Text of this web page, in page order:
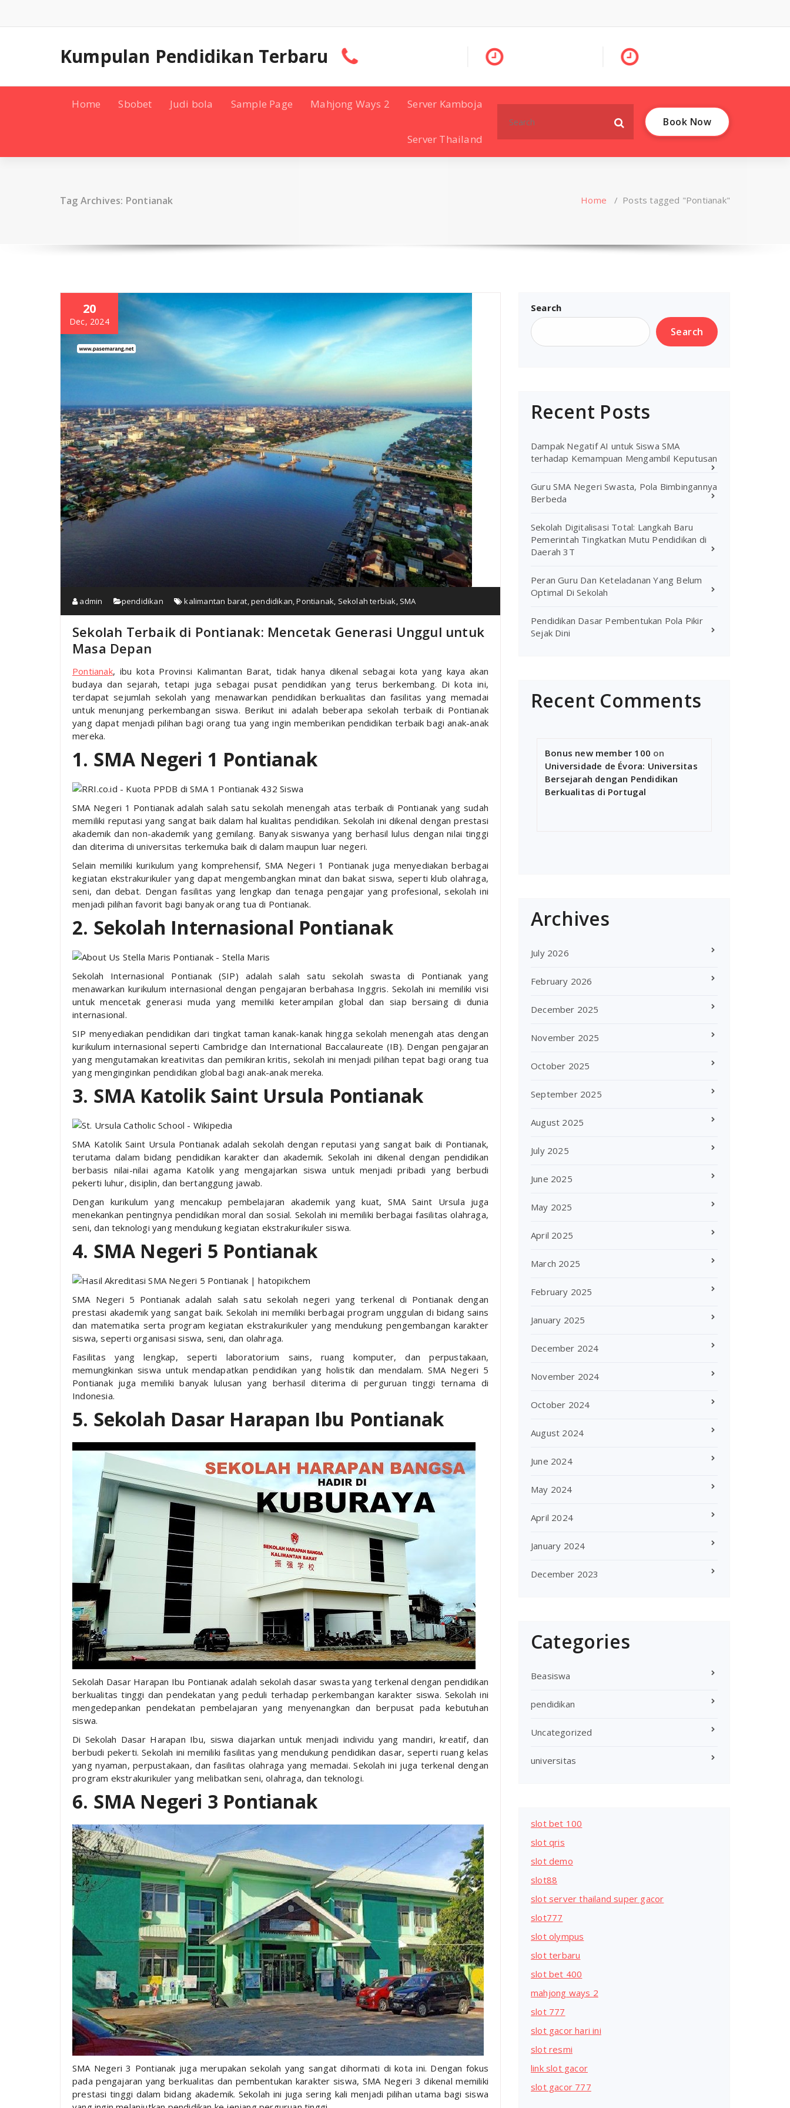
content
Kumpulan Pendidikan Terbaru
Home Sbobet Judi bola Sample Page Mahjong Ways 2 Server Kamboja
Server Thailand
for:
Book Now
Tag Archives: Pontianak Home / Posts tagged "Pontianak"
20
Dec, 2024
admin pendidikan kalimantan barat,pendidikan,Pontianak, Sekolah terbiak, SMA
Sekolah Terbaik di Pontianak: Mencetak Generasi Unggul untuk
Masa Depan
Pontianak, ibu kota Provinsi Kalimantan Barat, tidak hanya dikenal sebagai kota yang kaya akan
budaya dan sejarah, tetapi juga sebagai pusat pendidikan yang terus berkembang. Di kota ini,
terdapat sejumlah sekolah yang menawarkan pendidikan berkualitas dan fasilitas yang memadai
untuk menunjang perkembangan siswa. Berikut ini adalah beberapa sekolah terbaik di Pontianak
yang dapat menjadi pilihan bagi orang tua yang ingin memberikan pendidikan terbaik bagi anak-anak
mereka.
1. SMA Negeri 1 Pontianak
SMA Negeri 1 Pontianak adalah salah satu sekolah menengah atas terbaik di Pontianak yang sudah
memiliki reputasi yang sangat baik dalam hal kualitas pendidikan. Sekolah ini dikenal dengan prestasi
akademik dan non-akademik yang gemilang. Banyak siswanya yang berhasil lulus dengan nilai tinggi
dan diterima di universitas terkemuka baik di dalam maupun luar negeri.
Selain memiliki kurikulum yang komprehensif, SMA Negeri 1 Pontianak juga menyediakan berbagai
kegiatan ekstrakurikuler yang dapat mengembangkan minat dan bakat siswa, seperti klub olahraga,
seni, dan debat. Dengan fasilitas yang lengkap dan tenaga pengajar yang profesional, sekolah ini
menjadi pilihan favorit bagi banyak orang tua di Pontianak.
2. Sekolah Internasional Pontianak
Sekolah Internasional Pontianak (SIP) adalah salah satu sekolah swasta di Pontianak yang
menawarkan kurikulum internasional dengan pengajaran berbahasa Inggris. Sekolah ini memiliki visi
untuk mencetak generasi muda yang memiliki keterampilan global dan siap bersaing di dunia
internasional.
SIP menyediakan pendidikan dari tingkat taman kanak-kanak hingga sekolah menengah atas dengan
kurikulum internasional seperti Cambridge dan International Baccalaureate (IB). Dengan pengajaran
yang mengutamakan kreativitas dan pemikiran kritis, sekolah ini menjadi pilihan tepat bagi orang tua
yang menginginkan pendidikan global bagi anak-anak mereka.
3. SMA Katolik Saint Ursula Pontianak
SMA Katolik Saint Ursula Pontianak adalah sekolah dengan reputasi yang sangat baik di Pontianak,
terutama dalam bidang pendidikan karakter dan akademik. Sekolah ini dikenal dengan pendidikan
berbasis nilai-nilai agama Katolik yang mengajarkan siswa untuk menjadi pribadi yang berbudi
pekerti luhur, disiplin, dan bertanggung jawab.
Dengan kurikulum yang mencakup pembelajaran akademik yang kuat, SMA Saint Ursula juga
menekankan pentingnya pendidikan moral dan sosial. Sekolah ini memiliki berbagai fasilitas olahraga,
seni, dan teknologi yang mendukung kegiatan ekstrakurikuler siswa.
4. SMA Negeri 5 Pontianak
SMA Negeri 5 Pontianak adalah salah satu sekolah negeri yang terkenal di Pontianak dengan
prestasi akademik yang sangat baik. Sekolah ini memiliki berbagai program unggulan di bidang sains
dan matematika serta program kegiatan ekstrakurikuler yang mendukung pengembangan karakter
siswa, seperti organisasi siswa, seni, dan olahraga.
Fasilitas yang lengkap, seperti laboratorium sains, ruang komputer, dan perpustakaan,
memungkinkan siswa untuk mendapatkan pendidikan yang holistik dan mendalam. SMA Negeri 5
Pontianak juga memiliki banyak lulusan yang berhasil diterima di perguruan tinggi ternama di
Indonesia.
5. Sekolah Dasar Harapan Ibu Pontianak
Sekolah Dasar Harapan Ibu Pontianak adalah sekolah dasar swasta yang terkenal dengan pendidikan
berkualitas tinggi dan pendekatan yang peduli terhadap perkembangan karakter siswa. Sekolah ini
mengedepankan pendekatan pembelajaran yang menyenangkan dan berpusat pada kebutuhan
siswa.
Di Sekolah Dasar Harapan Ibu, siswa diajarkan untuk menjadi individu yang mandiri, kreatif, dan
berbudi pekerti. Sekolah ini memiliki fasilitas yang mendukung pendidikan dasar, seperti ruang kelas
yang nyaman, perpustakaan, dan fasilitas olahraga yang memadai. Sekolah ini juga terkenal dengan
program ekstrakurikuler yang melibatkan seni, olahraga, dan teknologi.
6. SMA Negeri 3 Pontianak
SMA Negeri 3 Pontianak juga merupakan sekolah yang sangat dihormati di kota ini. Dengan fokus
pada pengajaran yang berkualitas dan pembentukan karakter siswa, SMA Negeri 3 dikenal memiliki
prestasi tinggi dalam bidang akademik. Sekolah ini juga sering kali menjadi pilihan utama bagi siswa
Search
Search
Recent Posts
Dampak Negatif AI untuk Siswa SMA
terhadap Kemampuan Mengambil Keputusan
Guru SMA Negeri Swasta, Pola Bimbingannya
Berbeda
Sekolah Digitalisasi Total: Langkah Baru
Pemerintah Tingkatkan Mutu Pendidikan di
Daerah 3T
Peran Guru Dan Keteladanan Yang Belum
Optimal Di Sekolah
Pendidikan Dasar Pembentukan Pola Pikir
Sejak Dini
Recent Comments
Bonus new member 100 on
Universidade de Évora: Universitas
Bersejarah dengan Pendidikan
Berkualitas di Portugal
Archives
July 2026
February 2026
December 2025
November 2025
October 2025
September 2025
August 2025
July 2025
June 2025
May 2025
April 2025
March 2025
February 2025
January 2025
December 2024
November 2024
October 2024
August 2024
June 2024
May 2024
April 2024
January 2024
December 2023
Categories
Beasiswa
pendidikan
Uncategorized
universitas
slot bet 100
slot qris
slot demo
slot88
slot server thailand super gacor
slot777
slot olympus
slot terbaru
slot bet 400
mahjong ways 2
slot 777
slot gacor hari ini
slot resmi
link slot gacor
slot gacor 777